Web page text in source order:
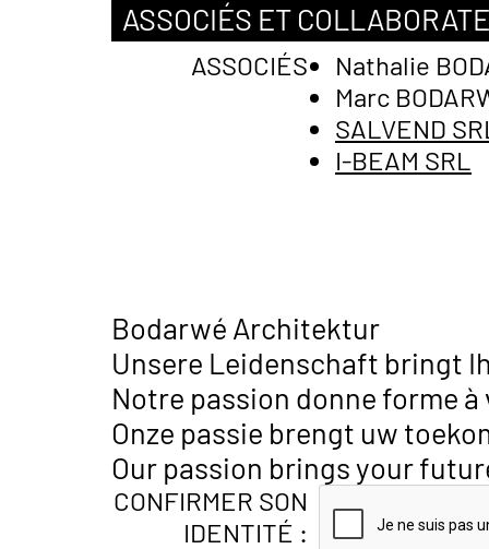
ASSOCIÉS ET
ASSOCIÉS
Nathalie
Marc
SALVEND
I-BEAM SRL
Bodarwé Architektur
Unsere Leidenschaft bringt
Notre passion donne forme
Onze passie brengt uw
Our passion brings your
CONFIRMER SON
IDENTITÉ :